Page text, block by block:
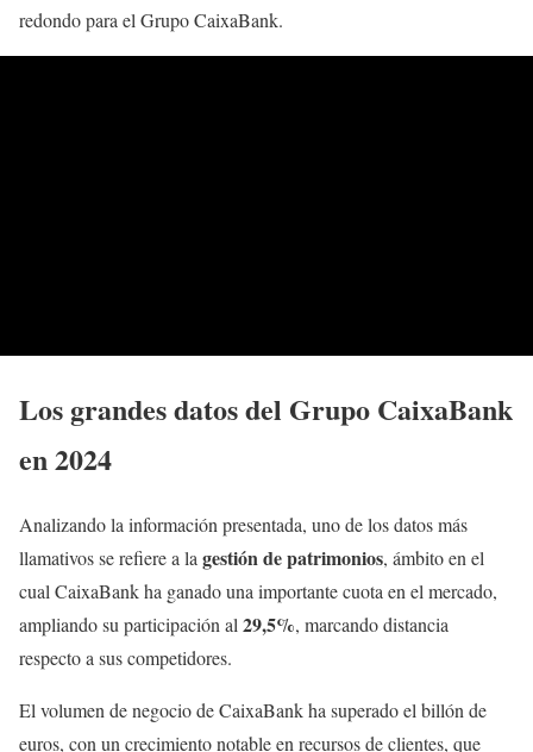
redondo para el Grupo CaixaBank.
Los grandes datos del Grupo CaixaBank
en 2024
Analizando la información presentada, uno de los datos más
llamativos se refiere a la gestión de patrimonios, ámbito en el
cual CaixaBank ha ganado una importante cuota en el mercado,
ampliando su participación al 29,5%, marcando distancia
respecto a sus competidores.
El volumen de negocio de CaixaBank ha superado el billón de
euros, con un crecimiento notable en recursos de clientes, que